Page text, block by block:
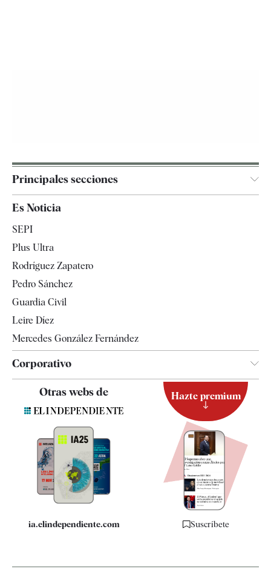
Principales secciones
España
Televisión
Es Noticia
SEPI
Plus Ultra
Rodríguez Zapatero
Pedro Sánchez
Guardia Civil
Leire Díez
Mercedes González Fernández
Corporativo
Contacto
Quiénes somos
Especificaciones
Otras webs de
ia.elindependiente.com
Hazte premium
Suscríbete